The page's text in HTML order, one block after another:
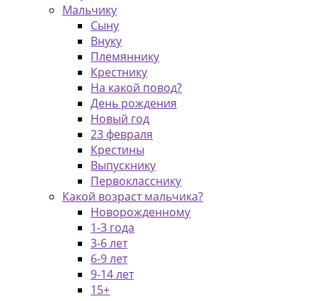
Мальчику
Сыну
Внуку
Племяннику
Крестнику
На какой повод?
День рождения
Новый год
23 февраля
Крестины
Выпускнику
Первокласснику
Какой возраст мальчика?
Новорожденному
1-3 года
3-6 лет
6-9 лет
9-14 лет
15+